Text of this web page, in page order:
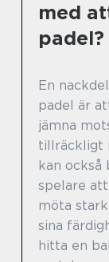
med
padel?
En
padel är
jämna
tillräckligt
kan
spelare
möta
sina
hitta en